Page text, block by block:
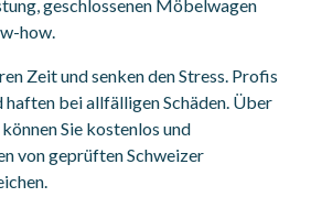
geschlossenen Möbelwagen
how.
Zeit und senken den Stress. Profis
bei allfälligen Schäden. Über
können Sie kostenlos und
von geprüften Schweizer